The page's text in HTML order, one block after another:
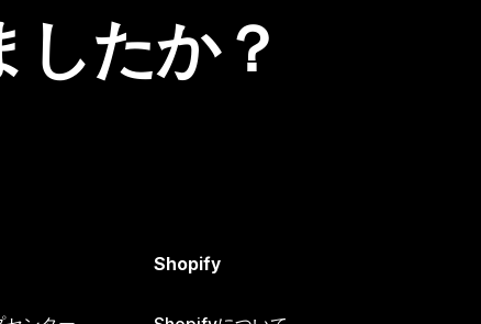
たか？
Shopify